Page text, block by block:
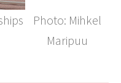
Photo: Mihkel
Maripuu